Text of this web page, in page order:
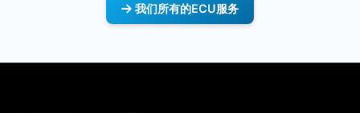
我们所有的ECU服务